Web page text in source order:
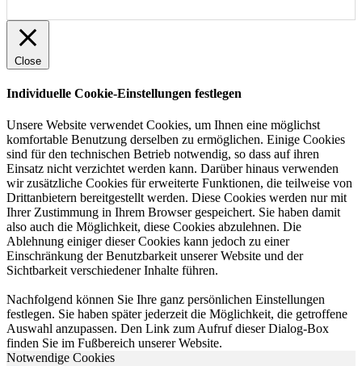
Close
Individuelle Cookie-Einstellungen festlegen
Unsere Website verwendet Cookies, um Ihnen eine möglichst
komfortable Benutzung derselben zu ermöglichen. Einige Cookies
sind für den technischen Betrieb notwendig, so dass auf ihren
Einsatz nicht verzichtet werden kann. Darüber hinaus verwenden
wir zusätzliche Cookies für erweiterte Funktionen, die teilweise von
Drittanbietern bereitgestellt werden. Diese Cookies werden nur mit
Ihrer Zustimmung in Ihrem Browser gespeichert. Sie haben damit
also auch die Möglichkeit, diese Cookies abzulehnen. Die
Ablehnung einiger dieser Cookies kann jedoch zu einer
Einschränkung der Benutzbarkeit unserer Website und der
Sichtbarkeit verschiedener Inhalte führen.
Nachfolgend können Sie Ihre ganz persönlichen Einstellungen
festlegen. Sie haben später jederzeit die Möglichkeit, die getroffene
Auswahl anzupassen. Den Link zum Aufruf dieser Dialog-Box
finden Sie im Fußbereich unserer Website.
Notwendige Cookies